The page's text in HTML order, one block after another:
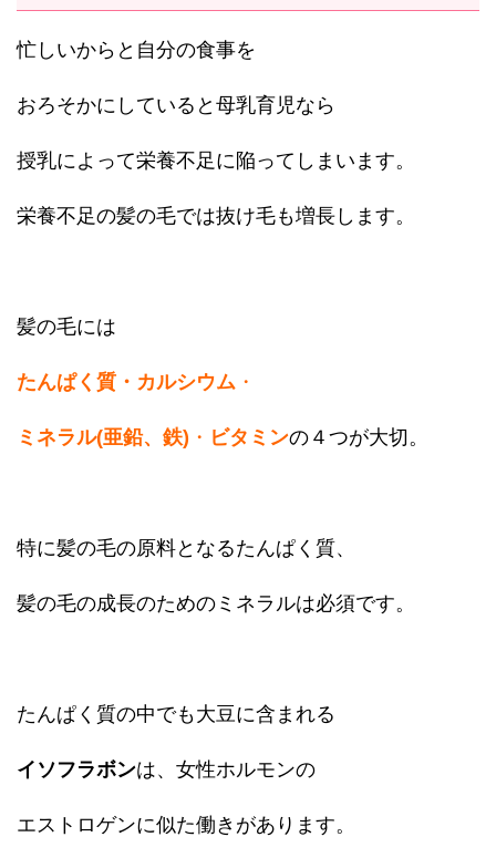
忙しいからと自分の食事を
おろそかにしていると母乳育児なら
授乳によって栄養不足に陥ってしまいます。
栄養不足の髪の毛では抜け毛も増長します。
髪の毛には
たんぱく質・カルシウム ・
ミネラル(亜鉛、鉄) ・ ビタミンの４つが大切。
特に髪の毛の原料となるたんぱく質、
髪の毛の成長のためのミネラルは必須です。
たんぱく質の中でも大豆に含まれる
イソフラボンは、女性ホルモンの
エストロゲンに似た働きがあります。